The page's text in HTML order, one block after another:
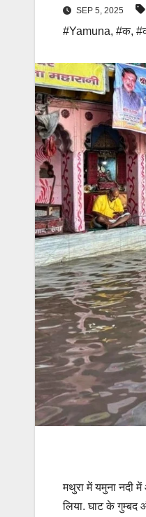
SEP 5, 2025
#Yamuna, #क,
मथुरा में यमुना नदी
लिया. घाट के गुम्बद